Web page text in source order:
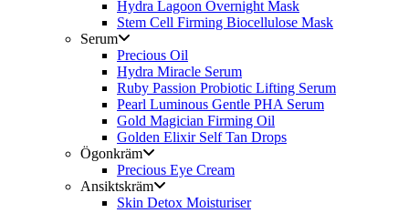
Hydra Lagoon Overnight Mask
Stem Cell Firming Biocellulose Mask
Serum
Precious Oil
Hydra Miracle Serum
Ruby Passion Probiotic Lifting Serum
Pearl Luminous Gentle PHA Serum
Gold Magician Firming Oil
Golden Elixir Self Tan Drops
Ögonkräm
Precious Eye Cream
Ansiktskräm
Skin Detox Moisturiser